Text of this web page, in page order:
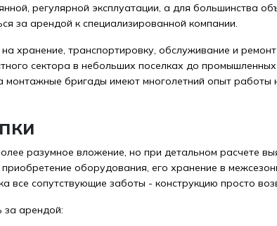
регулярной эксплуатации, а для большинства
за арендой к специализированной компании.
хранение, транспортировку, обслуживание и
сектора в небольших поселках до
монтажные бригады имеют многолетний опыт
разумное вложение, но при детальном расчете
оборудования, его хранение в
все сопутствующие заботы - конструкцию просто
за арендой: